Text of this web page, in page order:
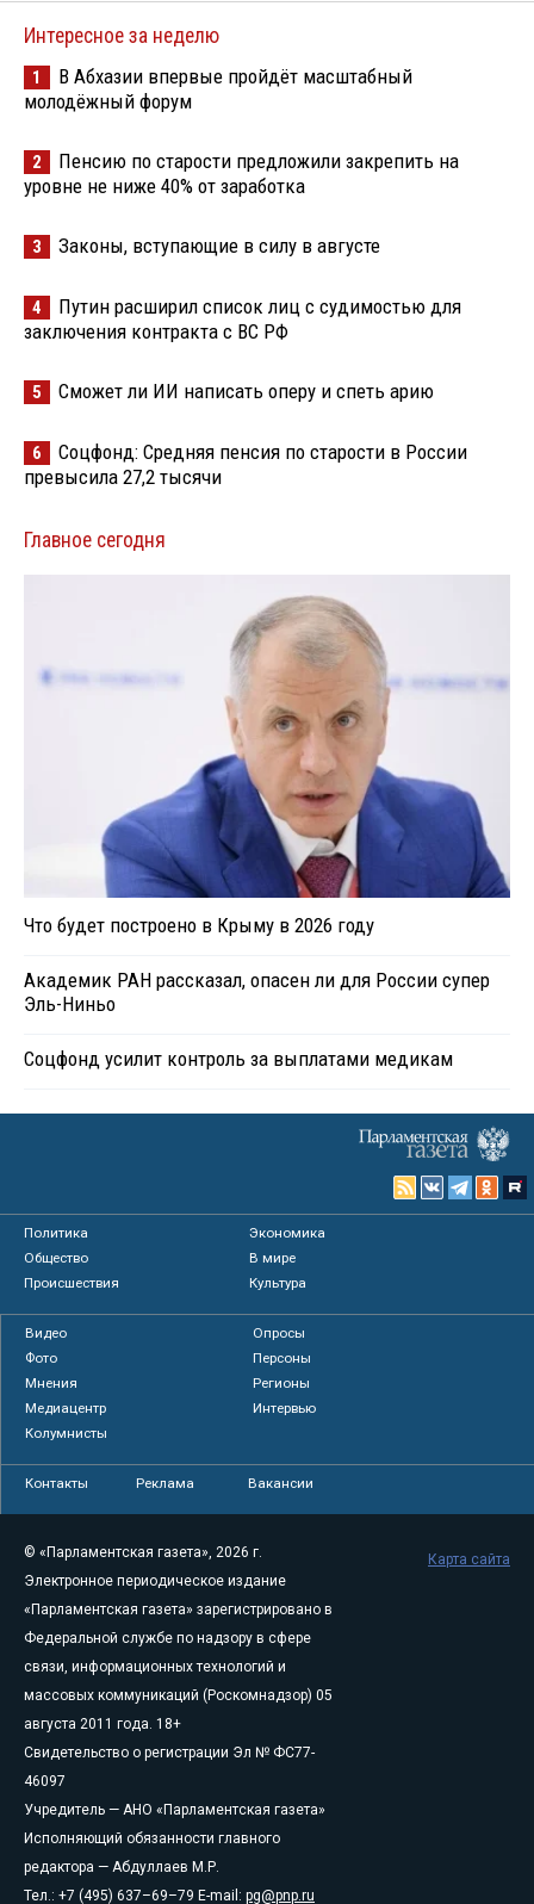
Интересное за неделю
1
В Абхазии впервые пройдёт масштабный
молодёжный форум
2
Пенсию по старости предложили закрепить на
уровне не ниже 40% от заработка
3 Законы, вступающие в силу в августе
4
Путин расширил список лиц с судимостью для
заключения контракта с ВС РФ
5 Сможет ли ИИ написать оперу и спеть арию
6
Соцфонд: Средняя пенсия по старости в России
превысила 27,2 тысячи
Главное сегодня
Что будет построено в Крыму в 2026 году
Академик РАН рассказал, опасен ли для России супер
Эль-Ниньо
Соцфонд усилит контроль за выплатами медикам
Политика
Экономика
Общество
В мире
Происшествия
Культура
Видео
Опросы
Фото
Персоны
Мнения
Регионы
Медиацентр
Интервью
Колумнисты
Контакты Реклама Вакансии
© «Парламентская газета», 2026 г.
Электронное периодическое издание
«Парламентская газета» зарегистрировано в
Федеральной службе по надзору в сфере
связи, информационных технологий и
массовых коммуникаций (Роскомнадзор) 05
августа 2011 года. 18+
Свидетельство о регистрации Эл № ФС77-
46097
Учредитель — АНО «Парламентская газета»
Исполняющий обязанности главного
редактора — Абдуллаев М.Р.
Тел.: +7 (495) 637–69–79 E-mail: pg@pnp.ru
Карта сайта